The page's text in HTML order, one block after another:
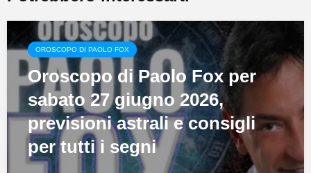
OROSCOPO DI PAOLO FOX
Oroscopo di Paolo Fox per
sabato 27 giugno 2026,
previsioni astrali e consigli
per tutti i segni